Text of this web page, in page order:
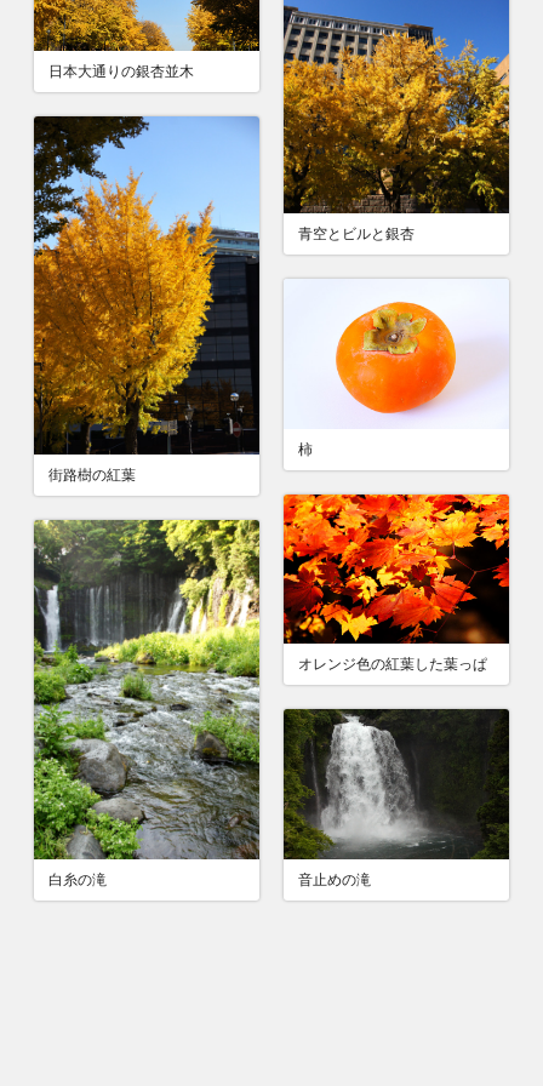
青空とビルと銀杏
日本大通りの銀杏並木
街路樹の紅葉
柿
オレンジ色の紅葉した葉っぱ
白糸の滝 音止めの滝